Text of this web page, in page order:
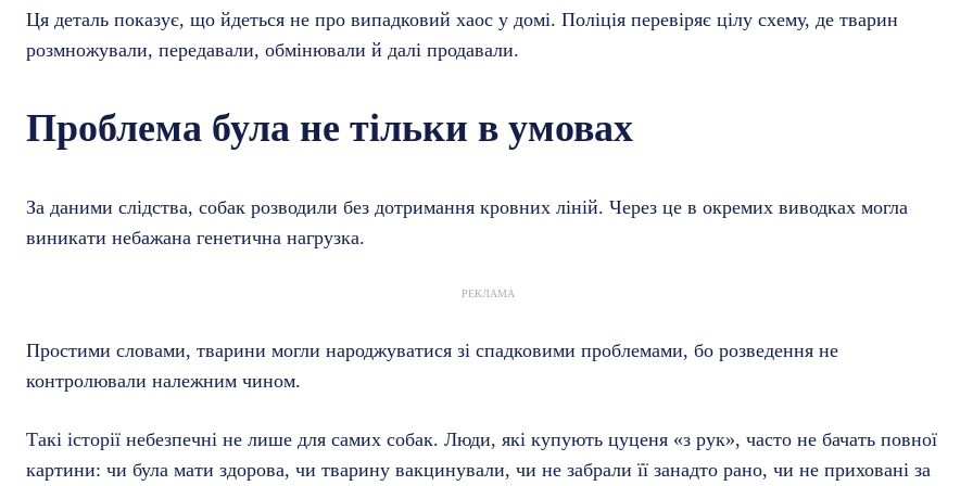
Ця деталь показує, що йдеться не про випадковий хаос у домі. Поліція перевіряє цілу схему, де тварин
розмножували, передавали, обмінювали й далі продавали.
Проблема була не тільки в умовах
За даними слідства, собак розводили без дотримання кровних ліній. Через це в окремих виводках могла
виникати небажана генетична нагрузка.
РЕКЛАМА
Простими словами, тварини могли народжуватися зі спадковими проблемами, бо розведення не
контролювали належним чином.
Такі історії небезпечні не лише для самих собак. Люди, які купують цуценя «з рук», часто не бачать повної
картини: чи була мати здорова, чи тварину вакцинували, чи не забрали її занадто рано, чи не приховані за